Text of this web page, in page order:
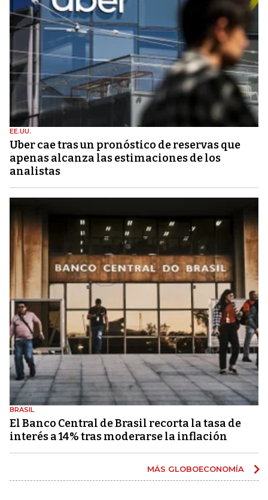
EE.UU.
Uber cae tras un pronóstico de reservas que
apenas alcanza las estimaciones de los
analistas
BRASIL
El Banco Central de Brasil recorta la tasa de
interés a 14% tras moderarse la inflación
MÁS GLOBOECONOMÍA